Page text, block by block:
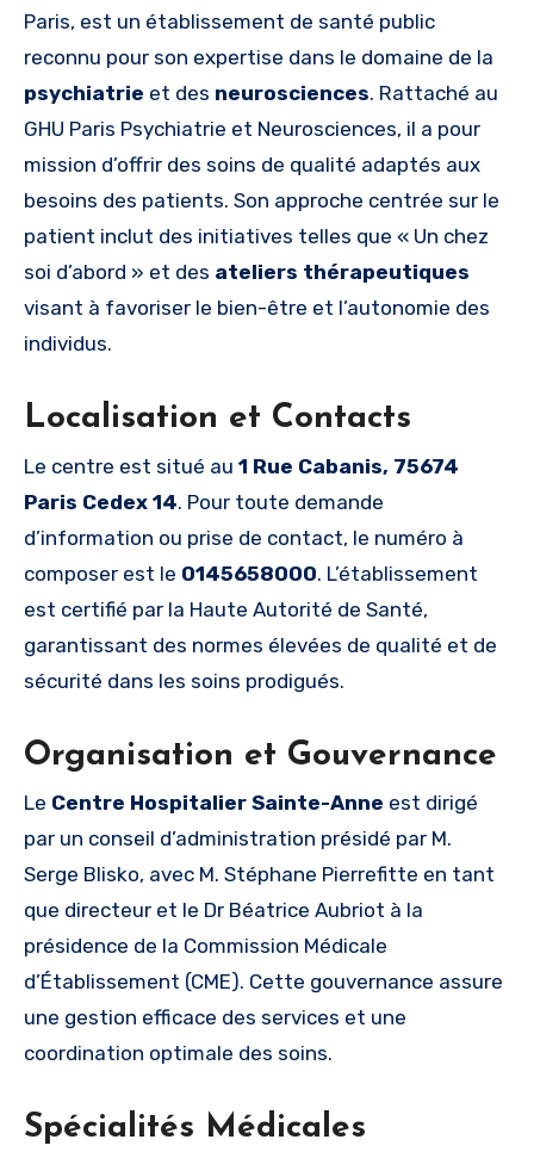
Paris, est un établissement de santé public
reconnu pour son expertise dans le domaine de la
psychiatrie et des neurosciences. Rattaché au
GHU Paris Psychiatrie et Neurosciences, il a pour
mission d’offrir des soins de qualité adaptés aux
besoins des patients. Son approche centrée sur le
patient inclut des initiatives telles que « Un chez
soi d’abord » et des ateliers thérapeutiques
visant à favoriser le bien-être et l’autonomie des
individus.
Localisation et Contacts
Le centre est situé au 1 Rue Cabanis, 75674
Paris Cedex 14. Pour toute demande
d’information ou prise de contact, le numéro à
composer est le 0145658000. L’établissement
est certifié par la Haute Autorité de Santé,
garantissant des normes élevées de qualité et de
sécurité dans les soins prodigués.
Organisation et Gouvernance
Le Centre Hospitalier Sainte-Anne est dirigé
par un conseil d’administration présidé par M.
Serge Blisko, avec M. Stéphane Pierrefitte en tant
que directeur et le Dr Béatrice Aubriot à la
présidence de la Commission Médicale
d’Établissement (CME). Cette gouvernance assure
une gestion efficace des services et une
coordination optimale des soins.
Spécialités Médicales